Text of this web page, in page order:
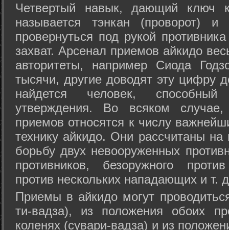
Четвертый навык, дающий ключ
называется тэнкан (проворот)
провернуться под рукой
захват. Арсенал приемов айкидо
авторитеты, например Сиода
тысячи, другие доводят эту цифру
найдется человек,
утверждения. Во всяком
приемов относятся к числу
технику айкидо. Они рассчитаны
борьбу двух невооруженных
противников, безоружного
против нескольких нападающих и т.
Приемы в айкидо могут
ти-вадза), из положения обоих
коленях (сувари-вадза) и из